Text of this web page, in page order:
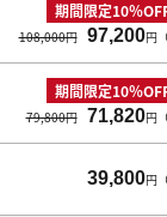
期間限定10％
108,000円 97,200円
期間限定10％
79,800円 71,820円
39,800円